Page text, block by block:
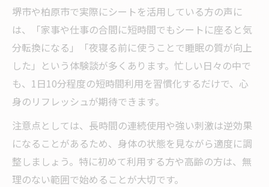
堺市や柏原市で実際にシートを活用している方の声に
は、「家事や仕事の合間に短時間でもシートに座ると気
分転換になる」「夜寝る前に使うことで睡眠の質が向上
した」という体験談が多くあります。忙しい日々の中で
も、1日10分程度の短時間利用を習慣化するだけで、心
身のリフレッシュが期待できます。
注意点としては、長時間の連続使用や強い刺激は逆効果
になることがあるため、身体の状態を見ながら適度に調
整しましょう。特に初めて利用する方や高齢の方は、無
理のない範囲で始めることが大切です。